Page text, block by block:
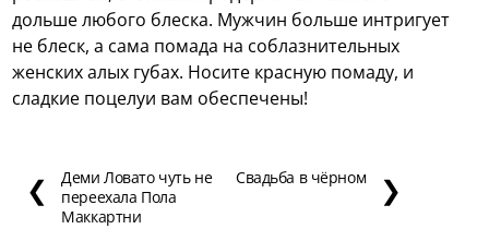
дольше любого блеска. Мужчин больше интригует
не блеск, а сама помада на соблазнительных
женских алых губах. Носите красную помаду, и
сладкие поцелуи вам обеспечены!
❮
Деми Ловато чуть не
переехала Пола
Маккартни
Свадьба в чёрном ❯